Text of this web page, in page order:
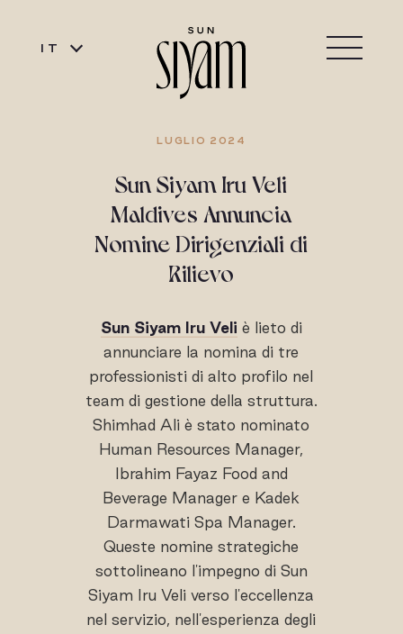
IT
LUGLIO 2024
Sun Siyam Iru Veli
Maldives Annuncia
Nomine Dirigenziali di
Rilievo
Sun Siyam Iru Veli è lieto di
annunciare la nomina di tre
professionisti di alto profilo nel
team di gestione della struttura.
Shimhad Ali è stato nominato
Human Resources Manager,
Ibrahim Fayaz Food and
Beverage Manager e Kadek
Darmawati Spa Manager.
Queste nomine strategiche
sottolineano l'impegno di Sun
Siyam Iru Veli verso l'eccellenza
nel servizio, nell'esperienza degli